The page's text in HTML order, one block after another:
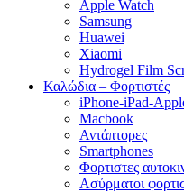
Apple Watch
Samsung
Huawei
Xiaomi
Hydrogel Film
Καλώδια – Φορτιστές
iPhone-iPad-
Macbook
Αντάπτορες
Smartphones
Φορτιστες
Ασύρματοι